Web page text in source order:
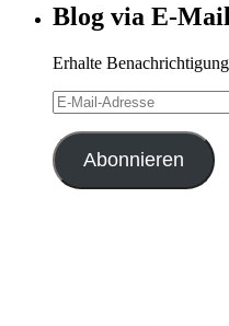
Blog via E-
Erhalte
E-
Mail-
Adresse
Abonnieren